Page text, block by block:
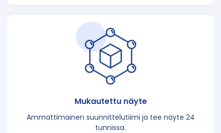
Mukautettu näyte
Ammattimainen suunnittelutiimi ja tee näyte 24
tunnissa.